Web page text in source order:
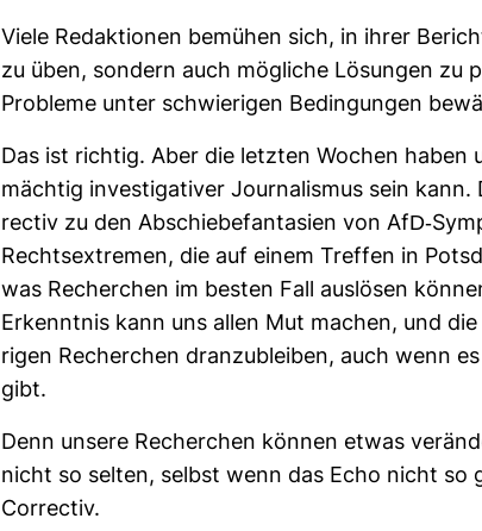
Viele Redak­tionen bemühen sich, in ihrer
zu üben, son­dern auch mög­liche Lösungen zu
Pro­bleme unter schwie­rigen Bedin­gungen
Das ist richtig. Aber die letzten Wochen
mächtig inves­ti­ga­tiver Jour­na­lismus sein
rectiv zu den Abschie­be­fan­ta­sien von AfD-​
Rechts­ex­tremen, die auf einem Treffen in
was Recher­chen im besten Fall aus­lösen
Erkenntnis kann uns allen Mut machen, und
rigen Recher­chen dran­zu­bleiben, auch wenn
gibt.
Denn unsere Recher­chen können etwas
nicht so selten, selbst wenn das Echo nicht so
Cor­rectiv.